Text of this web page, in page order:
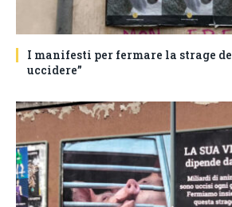
I manifesti per fermare la strage
uccidere”